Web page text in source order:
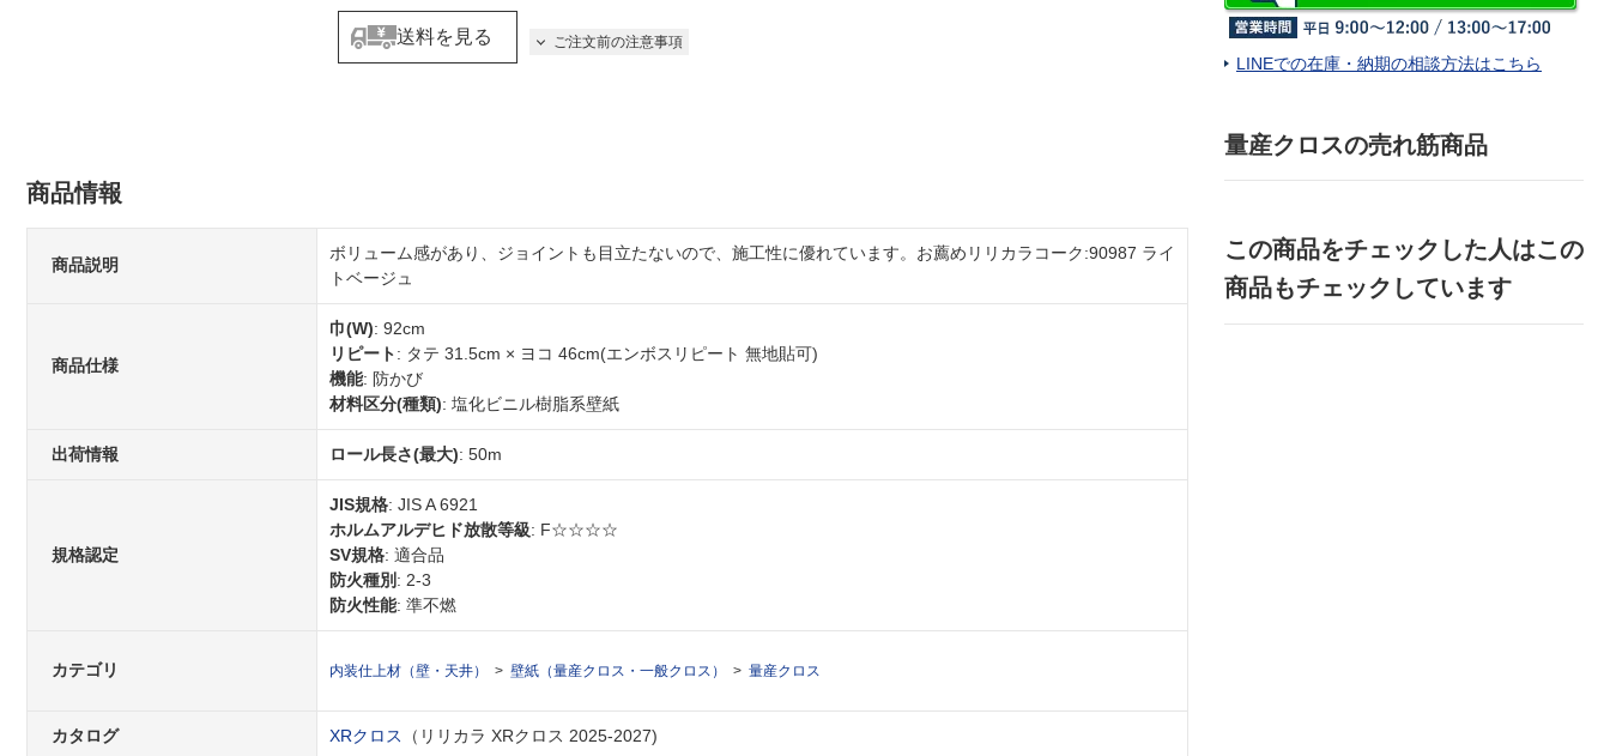
ご注文前の注意事項
送料を見る
LINEでの在庫・納期の相談方法はこちら
商品情報
商品説明
ボリューム感があり、ジョイントも目立たないので、施工性に優れています。お薦めリリカラコーク:90987 ライ
トベージュ
商品仕様
巾(W): 92cm
リピート: タテ 31.5cm × ヨコ 46cm(エンボスリピート 無地貼可)
機能: 防かび
材料区分(種類): 塩化ビニル樹脂系壁紙
出荷情報 ロール長さ(最大): 50m
規格認定
JIS規格: JIS A 6921
ホルムアルデヒド放散等級: F☆☆☆☆
SV規格: 適合品
防火種別 : 2-3
防火性能: 準不燃
カテゴリ 内装仕上材（壁・天井） 壁紙（量産クロス・一般クロス） 量産クロス
カタログ XRクロス （リリカラ XRクロス 2025-2027)
量産クロスの売れ筋商品
この商品をチェックした人はこの
商品もチェックしています